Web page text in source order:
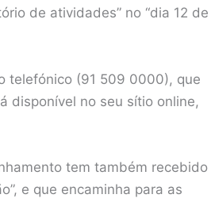
de atividades” no “dia 12 de
telefónico (91 509 0000), que
disponível no seu sítio online,
tem também recebido
e que encaminha para as